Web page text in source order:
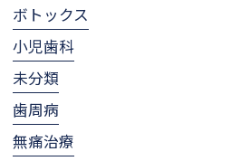
ボトックス
小児歯科
未分類
歯周病
無痛治療